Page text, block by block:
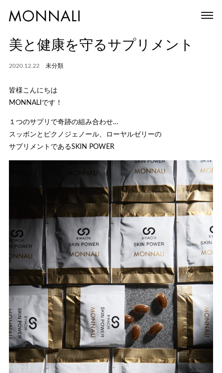
美と健康を守るサプリメント
2020.12.22 未分類
皆様こんにちは
MONNALIです！
１つのサプリで奇跡の組み合わせ…
スッポンとピクノジェノール、ローヤルゼリーの
サプリメントであるSKIN POWER